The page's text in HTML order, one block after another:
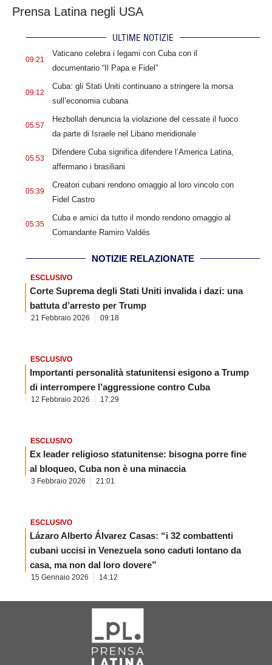
Prensa Latina negli USA
ULTIME NOTIZIE
09:21
Vaticano celebra i legami con Cuba con il
documentario “Il Papa e Fidel”
09:12
Cuba: gli Stati Uniti continuano a stringere la morsa
sull’economia cubana
05:57
Hezbollah denuncia la violazione del cessate il fuoco
da parte di Israele nel Libano meridionale
05:53
Difendere Cuba significa difendere l’America Latina,
affermano i brasiliani
05:39
Creatori cubani rendono omaggio al loro vincolo con
Fidel Castro
05:35
Cuba e amici da tutto il mondo rendono omaggio al
Comandante Ramiro Valdés
NOTIZIE RELAZIONATE
ESCLUSIVO
Corte Suprema degli Stati Uniti invalida i dazi: una
battuta d’arresto per Trump
21 Febbraio 2026 09:18
ESCLUSIVO
Importanti personalità statunitensi esigono a Trump
di interrompere l’aggressione contro Cuba
12 Febbraio 2026 17:29
ESCLUSIVO
Ex leader religioso statunitense: bisogna porre fine
al bloqueo, Cuba non è una minaccia
3 Febbraio 2026 21:01
ESCLUSIVO
Lázaro Alberto Álvarez Casas: “i 32 combattenti
cubani uccisi in Venezuela sono caduti lontano da
casa, ma non dal loro dovere”
15 Gennaio 2026 14:12